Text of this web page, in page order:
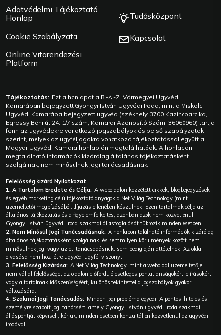
Adatvédelmi Tájékoztató
Honlap
Cookie Szabályzata
Online Vitarendezési
Platform
Tudásközpont
Kapcsolat
Tájékoztatás: Ezt a honlapot a B.-A.-Z. Vármegyei Ügyvédi
Kamarában bejegyzett Gyöngyi István Ügyvédi Iroda, mint a Miskolci
Ügyvédi Kamarába bejegyzett ügyvéd (székhely: 3700 Kazincbarcika,
Egressy Béni út 24. 1/7 szám, Kamarai Azonosító Szám: 36060960) tartja
fenn az ügyvédekre vonatkozó jogszabályok és belső szabályzatok
szerint, melyek az ügyféljogokra vonatkozó tájékoztatással együtt a
Magyar Ügyvédi Kamara honlapján megtalálhatóak. A honlapon
megtalálható információk kizárólag általános tájékoztatásként
szolgálnak, nem minősülnek jogi tanácsadásnak.
Felelősség kizáró Nyilatkozat
1. A Tartalom Eredete és Célja: A weboldalon közzétett cikkek, blogbejegyzések
és egyéb marketing célú tájékoztató anyagok a Net Világ Technology (mint
üzemeltető) megbízásából, díjazás ellenében készülnek. Ezen tartalmak célja az
általános tájékoztatás és a figyelemfelkeltés, azonban azok nem közvetlenül
Gyöngyi István ügyvédi iroda szakmai állásfoglalását tükrözik minden esetben.
2. Nem Minősül Jogi Tanácsadásnak: A honlapon található információk kizárólag
általános tájékoztatásként szolgálnak, és semmilyen körülmények között nem
minősülnek jogi vagy üzleti tanácsadásnak, sem pedig ajánlattételnek. Az oldal
olvasása nem hoz létre ügyvéd-ügyfél viszonyt.
3. Felelősség Kizárása: A Net Világ Technology, mint a weboldal üzemeltetője,
nem vállal felelősséget az oldalon előforduló esetleges pontatlanságokért, elírásokért,
vagy a tartalmak időszerűségéért, különös tekintettel a jogszabályok gyakori
változására.
4. Szakmai Jogi Tanácsadás: Minden jogi probléma egyedi. A pontos, hiteles és
személyre szabott jogi tanácsért, amely Gyöngyi István ügyvédi iroda szakmai
álláspontját képviseli, kérjük, minden esetben konzultáljon közvetlenül az ügyvédi
irodával.